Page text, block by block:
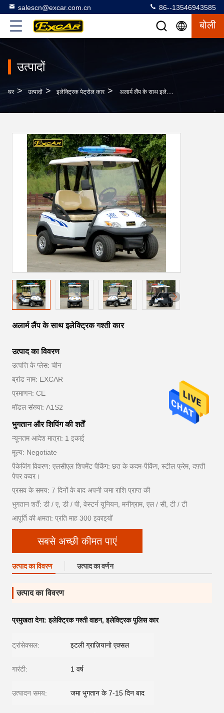
salescn@excar.com.cn 86--13546943585
बोली
उत्पादों
घर > उत्पादों > इलेक्ट्रिक पेट्रोल कार > अलार्म लैंप के साथ इलेक्ट्रिक गश्ती कार
अलार्म लैंप के साथ इलेक्ट्रिक गश्ती कार
उत्पाद का विवरण
उत्पत्ति के प्लेस: चीन
ब्रांड नाम: EXCAR
प्रमाणन: CE
मॉडल संख्या: A1S2
भुगतान और शिपिंग की शर्तें
न्यूनतम आदेश मात्रा: 1 इकाई
मूल्य: Negotiate
पैकेजिंग विवरण: एलसीएल शिपमेंट पैकिंग: छत के कदम-पैकिंग, स्टील फ्रेम, दफ़्ती
पेपर कवर।
प्रसव के समय: 7 दिनों के बाद अपनी जमा राशि प्राप्त की
भुगतान शर्तें: डी / ए, डी / पी, वेस्टर्न यूनियन, मनीग्राम, एल / सी, टी / टी
आपूर्ति की क्षमता: प्रति माह 300 इकाइयों
सबसे अच्छी कीमत पाएं
उत्पाद का विवरण उत्पाद का वर्णन
उत्पाद का विवरण
प्रमुखता देना:इलेक्ट्रिक गश्ती वाहन,इलेक्ट्रिक पुलिस कार
ट्रांसेक्सल: इटली ग्राज़ियानो एक्सल
गारंटी: 1 वर्ष
उत्पादन समय: जमा भुगतान के 7-15 दिन बाद